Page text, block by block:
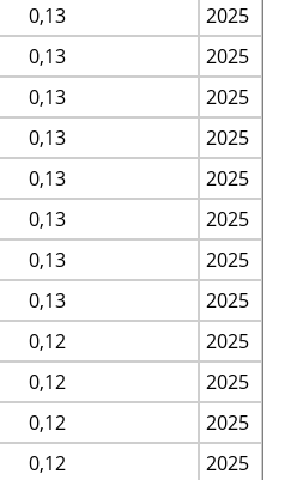
0,13
2025
0,13
2025
0,13
2025
0,13
2025
0,13
2025
0,13
2025
0,13
2025
0,13
2025
0,12
2025
0,12
2025
0,12
2025
0,12
2025